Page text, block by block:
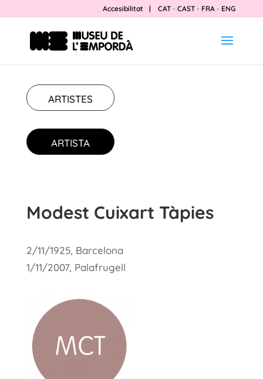
Accesibilitat | CAT · CAST · FRA · ENG
ARTISTES
ARTISTA
Modest Cuixart Tàpies
2/11/1925, Barcelona
1/11/2007, Palafrugell